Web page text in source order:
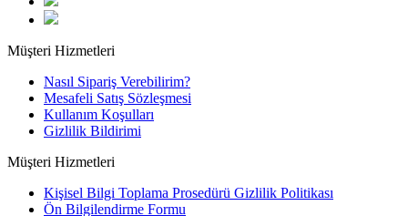
Müşteri Hizmetleri
Nasıl Sipariş Verebilirim?
Mesafeli Satış Sözleşmesi
Kullanım Koşulları
Gizlilik Bildirimi
Müşteri Hizmetleri
Kişisel Bilgi Toplama Prosedürü Gizlilik Politikası
Ön Bilgilendirme Formu